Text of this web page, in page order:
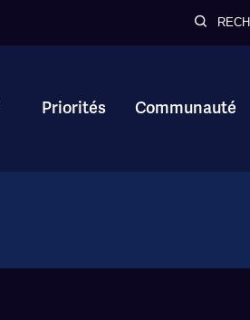
Priorités Communauté